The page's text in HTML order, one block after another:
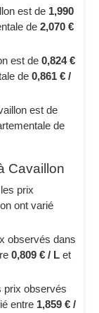
est de 1,990
de2,070 €
est de0,824 €
de0,861 € /
est de
de
Cavaillon
prix
ont varié
observés dans
0,809 € / L et
prix observés
entre 1,859 € /